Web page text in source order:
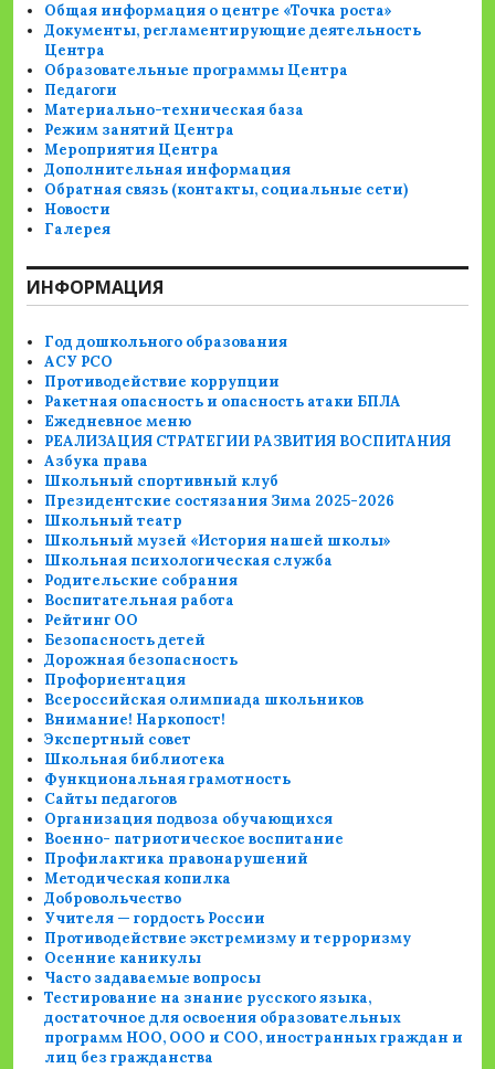
Общая информация о центре «Точка роста»
Документы, регламентирующие деятельность
Центра
Образовательные программы Центра
Педагоги
Материально-техническая база
Режим занятий Центра
Мероприятия Центра
Дополнительная информация
Обратная связь (контакты, социальные сети)
Новости
Галерея
ИНФОРМАЦИЯ
Год дошкольного образования
АСУ РСО
Противодействие коррупции
Ракетная опасность и опасность атаки БПЛА
Ежедневное меню
РЕАЛИЗАЦИЯ СТРАТЕГИИ РАЗВИТИЯ ВОСПИТАНИЯ
Азбука права
Школьный спортивный клуб
Президентские состязания Зима 2025-2026
Школьный театр
Школьный музей «История нашей школы»
Школьная психологическая служба
Родительские собрания
Воспитательная работа
Рейтинг ОО
Безопасность детей
Дорожная безопасность
Профориентация
Всероссийская олимпиада школьников
Внимание! Наркопост!
Экспертный совет
Школьная библиотека
Функциональная грамотность
Сайты педагогов
Организация подвоза обучающихся
Военно- патриотическое воспитание
Профилактика правонарушений
Методическая копилка
Добровольчество
Учителя — гордость России
Противодействие экстремизму и терроризму
Осенние каникулы
Часто задаваемые вопросы
Тестирование на знание русского языка,
достаточное для освоения образовательных
программ НОО, ООО и СОО, иностранных граждан и
лиц без гражданства